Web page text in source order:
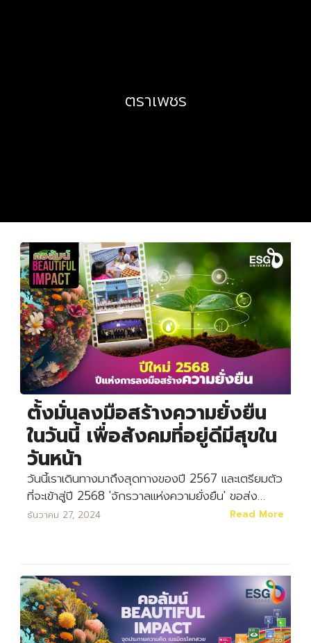
ตราเพชร
ตั้งมั่นลงมือสร้างความยั่งยืน
ในวันนี้ เพื่อสังคมที่อยู่ดีมีสุขใน
วันหน้า
วันนี้เราเดินทางมาถึงสุดทางของปี 2567 และเตรียมตัว
ที่จะเข้าสู่ปี 2568 'จักรวาลแห่งความยั่งยืน' ขอส่ง…
ธันวาคม 27, 2024 Read More